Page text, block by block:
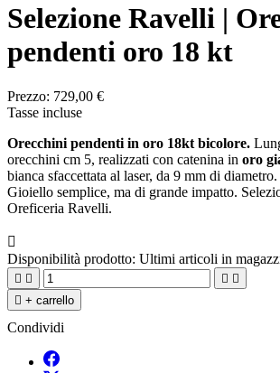
Selezione Ravelli |
pendenti oro 18 kt
Prezzo: 729,00 €
Tasse incluse
Orecchini pendenti in oro 18kt bicolore.
orecchini cm 5, realizzati con catenina in oro
bianca sfaccettata al laser, da 9 mm di
Gioiello semplice, ma di grande impatto.
Oreficeria Ravelli.

Disponibilità prodotto: Ultimi articoli in
   
 + carrello
Condividi